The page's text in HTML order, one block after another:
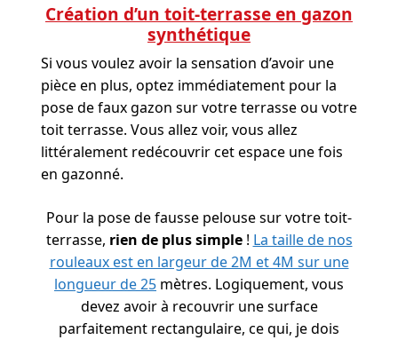
Création d’un toit-terrasse en gazon
synthétique
Si vous voulez avoir la sensation d’avoir une
pièce en plus, optez immédiatement pour la
pose de faux gazon sur votre terrasse ou votre
toit terrasse. Vous allez voir, vous allez
littéralement redécouvrir cet espace une fois
en gazonné.
Pour la pose de fausse pelouse sur votre toit-
terrasse, rien de plus simple! La taille de nos
rouleaux est en largeur de 2M et 4M sur une
longueur de 25 mètres. Logiquement, vous
devez avoir à recouvrir une surface
parfaitement rectangulaire, ce qui, je dois